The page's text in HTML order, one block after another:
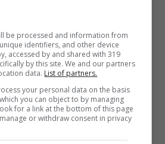
sono tutte squadre
alla lotta scudetto,
il ruolo da primatista dei
e giocare sul campo
un rodaggio tale da
caratteristiche offensive e
be processed and information from
identifiers, and other device
accessed by and shared with 319
by this site. We and our partners
data. List of partners.
your personal data on the basis
you can object to by managing
for a link at the bottom of this page
or withdraw consent in privacy